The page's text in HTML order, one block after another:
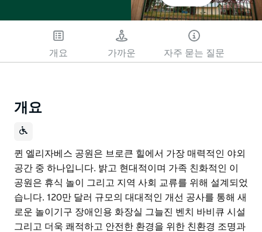
개요 가까운 자주 묻는 질문
개요
퀸 엘리자베스 공원은 브로큰 힐에서 가장 매력적인 야외
공간 중 하나입니다. 밝고 현대적이며 가족 친화적인 이
공원은 휴식 놀이 그리고 지역 사회 교류를 위해 설계되었
습니다. 120만 달러 규모의 대대적인 개선 공사를 통해 새
로운 놀이기구 장애인용 화장실 그늘진 벤치 바비큐 시설
그리고 더욱 쾌적하고 안전한 환경을 위한 친환경 조명과